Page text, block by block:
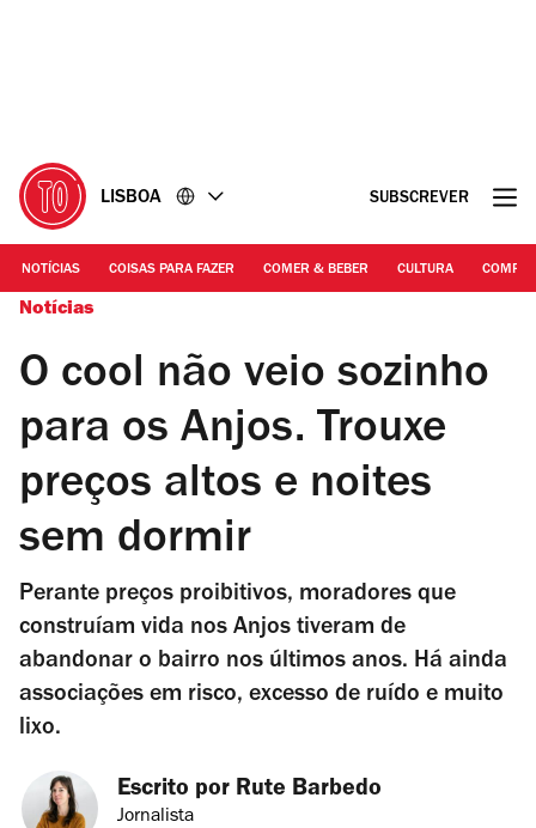
LISBOA SUBSCREVER
NOTÍCIAS COISAS PARA FAZER COMER & BEBER CULTURA
Notícias
O cool não veio sozinho
para os Anjos. Trouxe
preços altos e noites
sem dormir
Perante preços proibitivos, moradores que
construíam vida nos Anjos tiveram de
abandonar o bairro nos últimos anos. Há ainda
associações em risco, excesso de ruído e muito
lixo.
Escrito por Rute Barbedo
Jornalista